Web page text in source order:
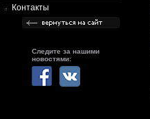
Контакты
Следите за нашими
новостями: